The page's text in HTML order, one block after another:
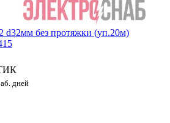
d32мм без протяжки (уп.20м)
дней